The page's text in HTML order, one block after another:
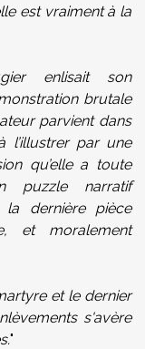
est vraiment à la
enlisait son
brutale
parvient dans
l’illustrer par une
qu’elle a toute
puzzle narratif
dernière pièce
et moralement
et le dernier
s'avère
"